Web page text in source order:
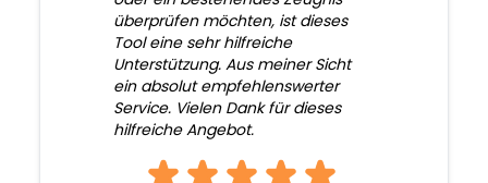
überprüfen möchten, ist dieses
Tool eine sehr hilfreiche
Unterstützung. Aus meiner Sicht
ein absolut empfehlenswerter
Service. Vielen Dank für dieses
hilfreiche Angebot.